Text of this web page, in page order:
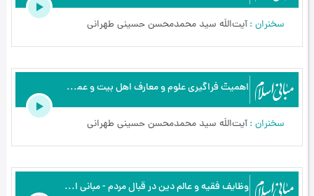
سخنران آیت‌اللَه سید محمدمحسن حسینی طهرانی
اهمیتّ فراگیری علوم و معارف اهل بیت و عمل بر طبق آن - مبانی اسلام - جایگاه اهل علم - ج5
سخنران آیت‌اللَه سید محمدمحسن حسینی طهرانی
وظایف فقیه و عالم دین در قبال مردم - مبانی اسلام